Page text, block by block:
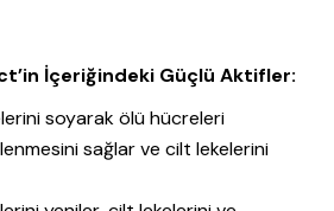
İçeriğindeki Güçlü Aktifler:
soyarak ölü hücreleri
sağlar ve cilt lekelerini